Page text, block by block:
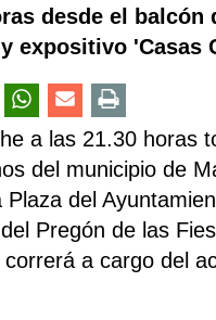
desde el balcón
expositivo 'Casas
a las 21.30 horas
del municipio de
Plaza del
Pregón de las
a cargo del